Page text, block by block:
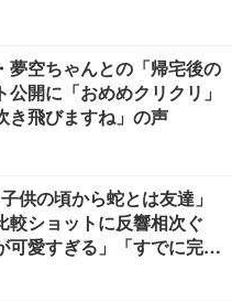
夢空ちゃんとの「帰宅後の
開に「おめめクリクリ」
き飛びますね」の声
供の頃から蛇とは友達」
較ショットに反響相次ぐ
可愛すぎる」「すでに完成